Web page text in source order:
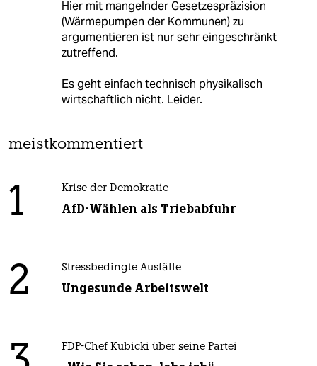
Hier mit mangelnder Gesetzespräzision
(Wärmepumpen der Kommunen) zu
argumentieren ist nur sehr eingeschränkt
zutreffend.
Es geht einfach technisch physikalisch
wirtschaftlich nicht. Leider.
meistkommentiert
1 Krise der Demokratie
AfD-Wählen als Triebabfuhr
2 Stressbedingte Ausfälle
Ungesunde Arbeitswelt
FDP-Chef Kubicki über seine Partei